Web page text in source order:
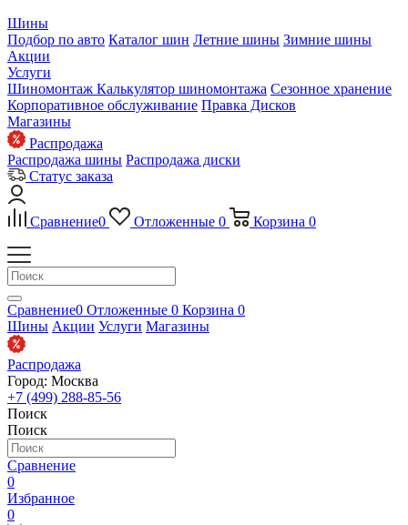
Шины
Подбор по авто Каталог шин Летние шины Зимние шины
Акции
Услуги
Шиномонтаж Калькулятор шиномонтажа Сезонное хранение
Корпоративное обслуживание Правка Дисков
Магазины
Распродажа
Распродажа шины Распродажа диски
Статус заказа
Сравнение0 Отложенные 0 Корзина 0
Сравнение0 Отложенные 0 Корзина 0
Шины Акции Услуги Магазины
Распродажа
Город: Москва
+7 (499) 288-85-56
Поиск
Поиск
Сравнение
0
Избранное
0